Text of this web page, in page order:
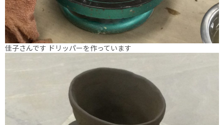
佳子さんです ドリッパーを作っています